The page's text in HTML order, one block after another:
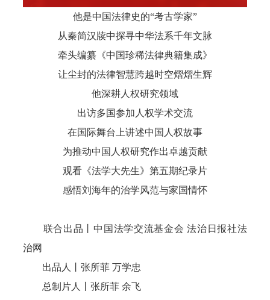
他是中国法律史的“考古学家”
从秦简汉牍中探寻中华法系千年文脉
牵头编纂《中国珍稀法律典籍集成》
让尘封的法律智慧跨越时空熠熠生辉
他深耕人权研究领域
出访多国参加人权学术交流
在国际舞台上讲述中国人权故事
为推动中国人权研究作出卓越贡献
观看《法学大先生》第五期纪录片
感悟刘海年的治学风范与家国情怀
联合出品丨中国法学交流基金会 法治日报社法
治网
出品人丨张所菲 万学忠
总制片人丨张所菲 余飞